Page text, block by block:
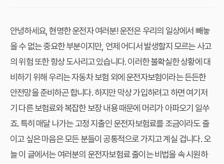
안녕하세요, 현명한 운전자 여러분! 운전은 우리의 일상에서 빼놓
을 수 없는 중요한 부분이지만, 언제 어디서 발생할지 모르는 사고
의 위험 또한 항상 도사리고 있습니다. 이러한 불확실한 상황에 대
비하기 위해 우리는 자동차 보험 외에 운전자보험이라는 든든한
안전망을 준비하곤 합니다. 하지만 막상 가입하려고 하면 여기저
기 다른 보험료와 복잡한 보장 내용 때문에 머리가 아파오기 일쑤
죠. 특히 매달 나가는 고정 지출인 운전자보험료를 조금이라도 줄
이고 싶은 마음은 모든 분들이 공통적으로 가지고 계실 겁니다. 오
늘 이 글에서는 여러분의 운전자보험료 줄이는 비법을 속 시원하